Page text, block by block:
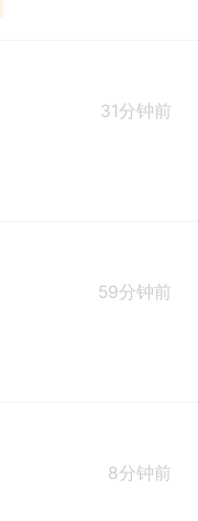
31分钟前
59分钟前
8分钟前